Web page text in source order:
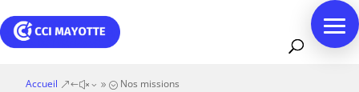
Accueil &#x39; Nos missions